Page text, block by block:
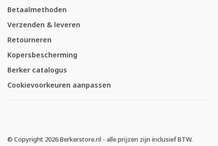
Betaalmethoden
Verzenden & leveren
Retourneren
Kopersbescherming
Berker catalogus
Cookievoorkeuren aanpassen
© Copyright 2026 Berkerstore.nl - alle prijzen zijn inclusief BTW.